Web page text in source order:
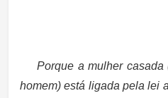
Porque a mulher
homem) está ligada pela lei